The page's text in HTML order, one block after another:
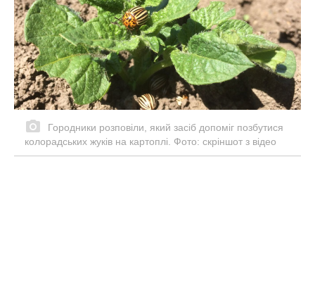
Городники розповіли, який засіб допоміг позбутися
колорадських жуків на картоплі. Фото: скріншот з відео